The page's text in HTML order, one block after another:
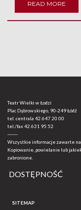
READ MORE
Teatr Wielki w Łodzi
Plac Dąbrowskiego, 90-249 Łódź
tel. centrala 42 647 20 00
tel./fax42 631 95 52
-------
Wszystkie informacje zawarte na
Kopiowanie, powielanie lub
zabronione.
DOSTĘPNOŚĆ
SITEMAP